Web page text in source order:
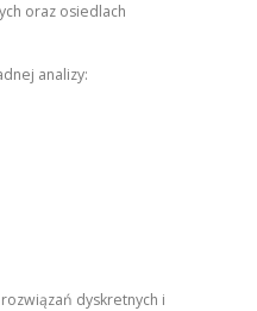
oraz osiedlach
analizy:
dyskretnych i